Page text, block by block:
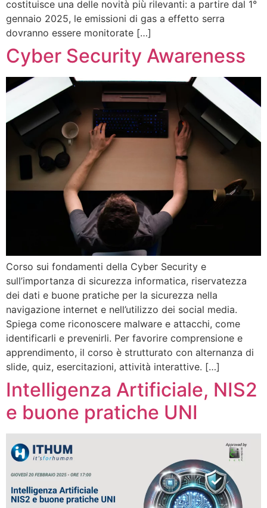
costituisce una delle novità più rilevanti: a partire dal 1°
gennaio 2025, le emissioni di gas a effetto serra
dovranno essere monitorate […]
Cyber Security Awareness
Corso sui fondamenti della Cyber Security e
sull’importanza di sicurezza informatica, riservatezza
dei dati e buone pratiche per la sicurezza nella
navigazione internet e nell’utilizzo dei social media.
Spiega come riconoscere malware e attacchi, come
identificarli e prevenirli. Per favorire comprensione e
apprendimento, il corso è strutturato con alternanza di
slide, quiz, esercitazioni, attività interattive. […]
Intelligenza Artificiale, NIS2
e buone pratiche UNI